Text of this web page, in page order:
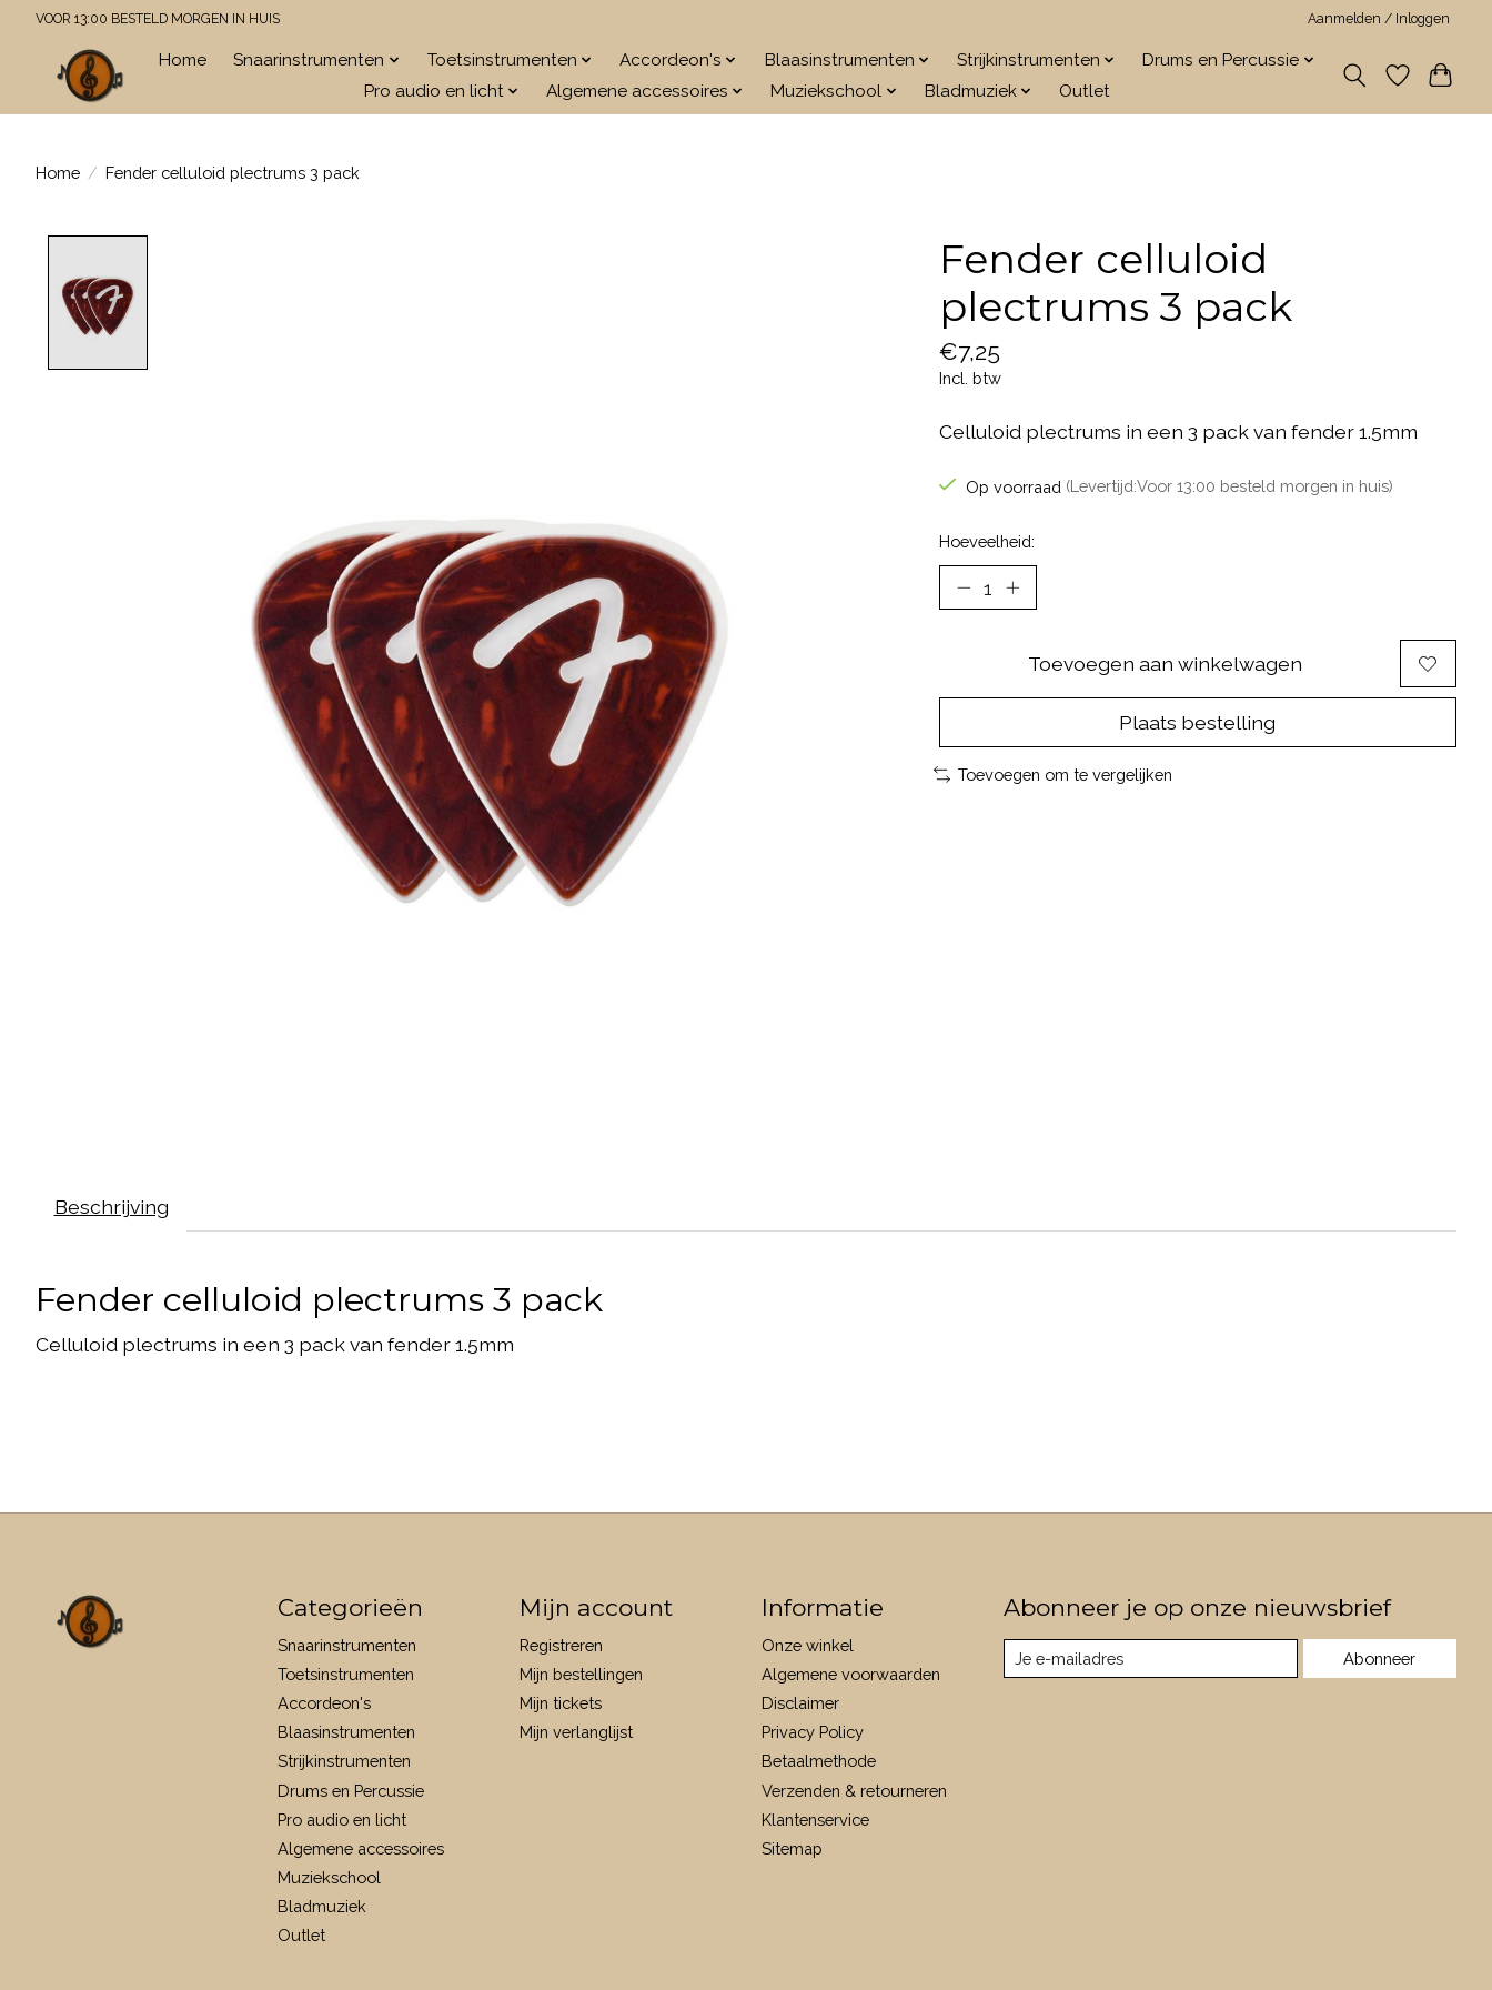
VOOR 13:00 BESTELD MORGEN IN HUIS Aanmelden / Inloggen
Home Snaarinstrumenten Toetsinstrumenten Accordeon's Blaasinstrumenten Strijkinstrumenten
Drums en Percussie
Pro audio en licht
Algemene accessoires Muziekschool Bladmuziek Outlet
Home / Fender celluloid plectrums 3 pack
Fender celluloid
plectrums 3 pack
€7,25
Incl. btw
Celluloid plectrums in een 3 pack van fender 1.5mm
Op voorraad (Levertijd:Voor 13:00 besteld morgen in huis)
Hoeveelheid:
Toevoegen aan winkelwagen
Plaats bestelling
Toevoegen om te vergelijken
Beschrijving
Fender celluloid plectrums 3 pack
Celluloid plectrums in een 3 pack van fender 1.5mm
Categorieën
Snaarinstrumenten
Toetsinstrumenten
Accordeon's
Blaasinstrumenten
Strijkinstrumenten
Drums en Percussie
Pro audio en licht
Algemene accessoires
Muziekschool
Bladmuziek
Outlet
Mijn account
Registreren
Mijn bestellingen
Mijn tickets
Mijn verlanglijst
Informatie
Onze winkel
Algemene voorwaarden
Disclaimer
Privacy Policy
Betaalmethode
Verzenden & retourneren
Klantenservice
Sitemap
Abonneer je op onze nieuwsbrief
Abonneer